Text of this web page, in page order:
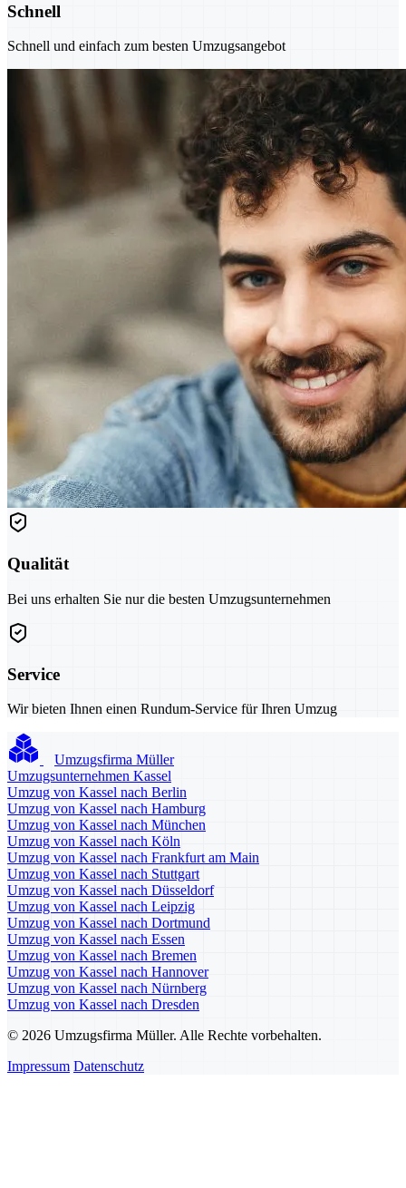
Schnell
Schnell und einfach zum besten Umzugsangebot
Qualität
Bei uns erhalten Sie nur die besten Umzugsunternehmen
Service
Wir bieten Ihnen einen Rundum-Service für Ihren Umzug
Umzugsfirma Müller
Umzugsunternehmen Kassel
Umzug von Kassel nach Berlin
Umzug von Kassel nach Hamburg
Umzug von Kassel nach München
Umzug von Kassel nach Köln
Umzug von Kassel nach Frankfurt am Main
Umzug von Kassel nach Stuttgart
Umzug von Kassel nach Düsseldorf
Umzug von Kassel nach Leipzig
Umzug von Kassel nach Dortmund
Umzug von Kassel nach Essen
Umzug von Kassel nach Bremen
Umzug von Kassel nach Hannover
Umzug von Kassel nach Nürnberg
Umzug von Kassel nach Dresden
© 2026 Umzugsfirma Müller. Alle Rechte vorbehalten.
Impressum Datenschutz